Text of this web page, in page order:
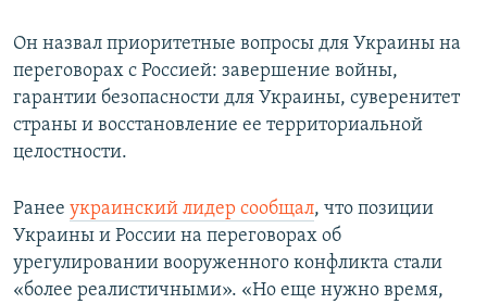
Он назвал приоритетные вопросы для Украины на
переговорах с Россией: завершение войны,
гарантии безопасности для Украины, суверенитет
страны и восстановление ее территориальной
целостности.
Ранее украинский лидер сообщал, что позиции
Украины и России на переговорах об
урегулировании вооруженного конфликта стали
«более реалистичными». «Но еще нужно время,